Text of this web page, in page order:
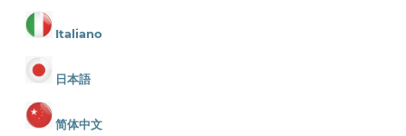
Italiano
日本語
简体中文